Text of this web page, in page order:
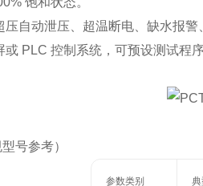
压自动泄压、超温断电、缺水报警
或 PLC 控制系统，可预设测试程
号参考）
参数类别 典